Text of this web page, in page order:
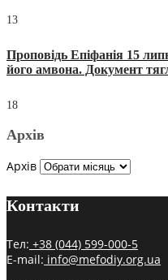
13
Проповідь Епіфанія 15
його амвона. Документ
18
Архів
Архів
Контакти
Тел: +38 (044) 599-000-5
E-mail: info@mefodiy.org.ua